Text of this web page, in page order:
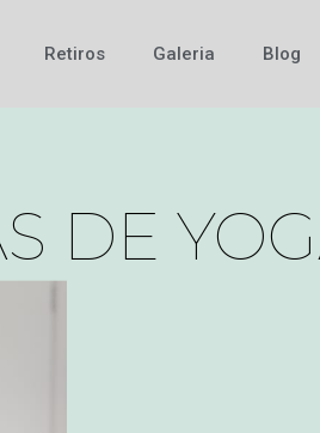
Retiros Galeria Blog
DE